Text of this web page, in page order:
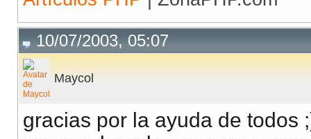
10/07/2003, 05:07
Maycol
gracias por la ayuda de todos